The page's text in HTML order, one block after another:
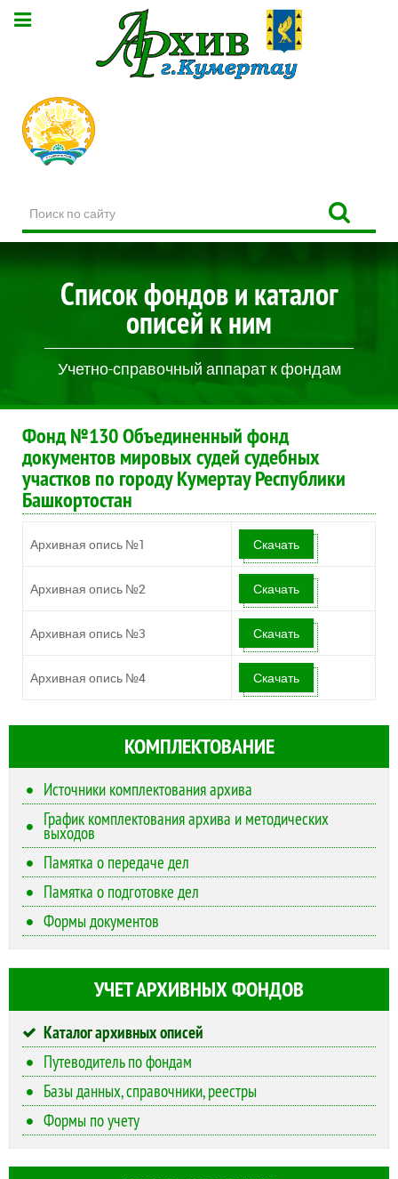
по
сайту
Список фондов и каталог
описей к ним
Учетно-справочный аппарат к фондам
Фонд №130 Объединенный фонд
документов мировых судей судебных
участков по городу Кумертау Республики
Башкортостан
Архивная опись №1 Скачать
Архивная опись №2 Скачать
Архивная опись №3 Скачать
Архивная опись №4 Скачать
КОМПЛЕКТОВАНИЕ
Источники комплектования архива
График комплектования архива и методических
выходов
Памятка о передаче дел
Памятка о подготовке дел
Формы документов
УЧЕТ АРХИВНЫХ ФОНДОВ
Каталог архивных описей
Путеводитель по фондам
Базы данных, справочники, реестры
Формы по учету